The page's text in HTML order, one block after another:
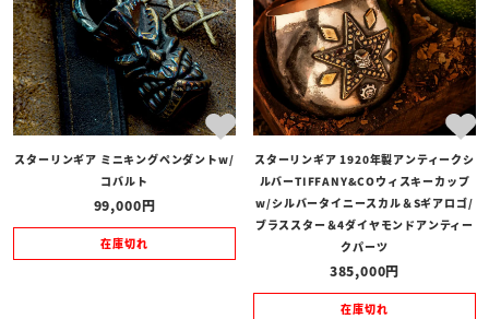
スターリンギア ミニキングペンダントw/
コバルト
99,000
在庫切れ
スターリンギア 1920年製アンティークシ
ルバーTIFFANY&COウィスキーカップ
w/シルバータイニースカル＆Sギアロゴ/
ブラススター＆4ダイヤモンドアンティー
クパーツ
385,000
在庫切れ